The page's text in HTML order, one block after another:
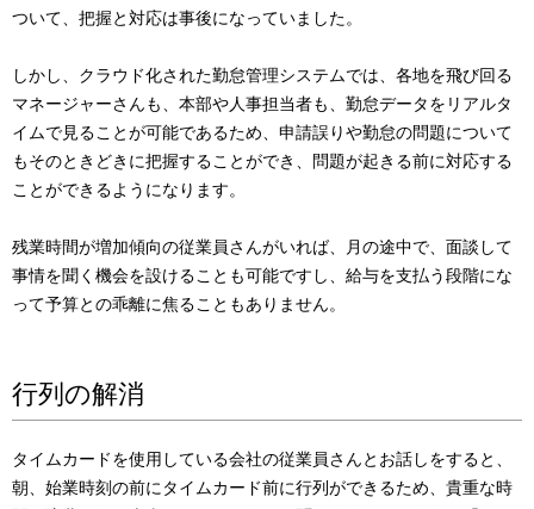
ついて、把握と対応は事後になっていました。
しかし、クラウド化された勤怠管理システムでは、各地を飛び回る
マネージャーさんも、本部や人事担当者も、勤怠データをリアルタ
イムで見ることが可能であるため、申請誤りや勤怠の問題について
もそのときどきに把握することができ、問題が起きる前に対応する
ことができるようになります。
残業時間が増加傾向の従業員さんがいれば、月の途中で、面談して
事情を聞く機会を設けることも可能ですし、給与を支払う段階にな
って予算との乖離に焦ることもありません。
行列の解消
タイムカードを使用している会社の従業員さんとお話しをすると、
朝、始業時刻の前にタイムカード前に行列ができるため、貴重な時